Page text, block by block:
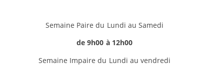
Semaine Paire du Lundi au Samedi
de 9h00 à 12h00
Semaine Impaire du Lundi au vendredi